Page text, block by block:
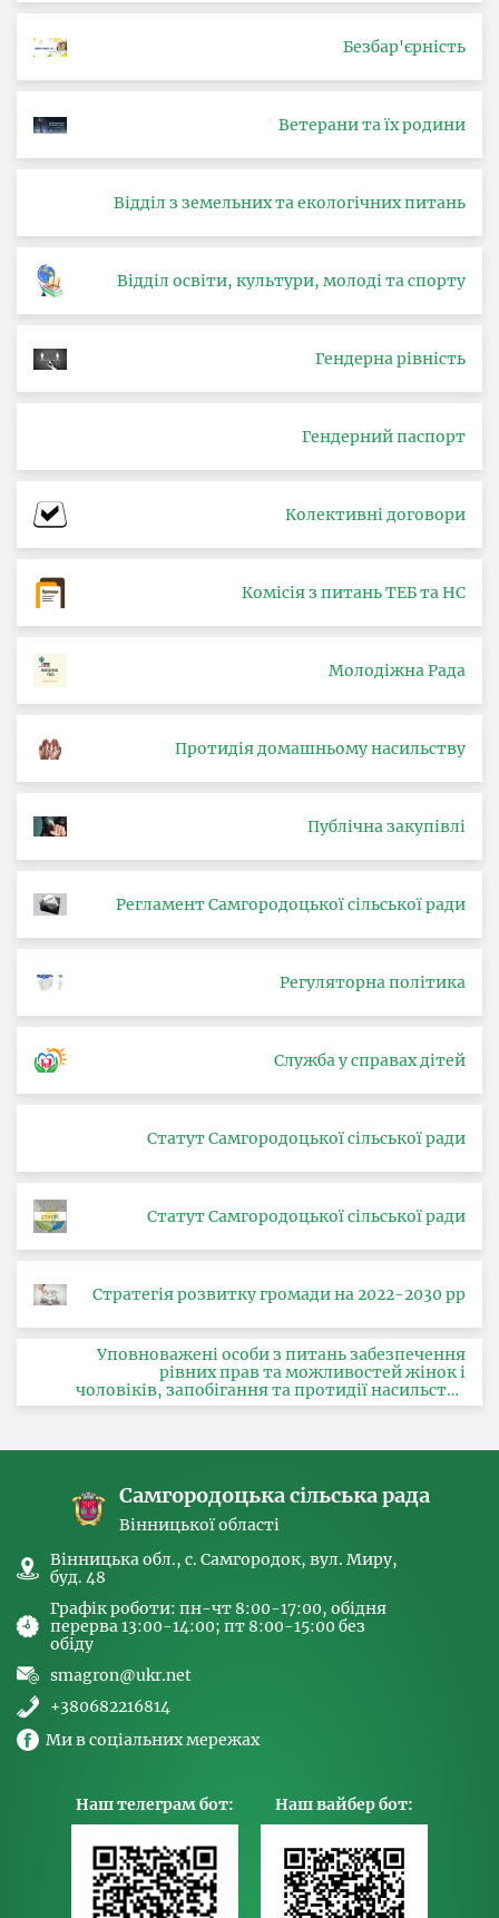
Безбар'єрність
Ветерани та їх родини
Відділ з земельних та екологічних питань
Відділ освіти, культури, молоді та спорту
Гендерна рівність
Гендерний паспорт
Колективні договори
Комісія з питань ТЕБ та НС
Молодіжна Рада
Протидія домашньому насильству
Публічна закупівлі
Регламент Самгородоцької сільської ради
Регуляторна політика
Служба у справах дітей
Статут Самгородоцької сільської ради
Статут Самгородоцької сільської ради
Стратегія розвитку громади на 2022-2030 рр
Уповноважені особи з питань забезпечення
рівних прав та можливостей жінок і
чоловіків, запобігання та протидії насильству
за ознакою статі, з питань здійснення заходів,
Самгородоцька сільська рада
Вінницької області
Вінницька обл., с. Самгородок, вул. Миру,
буд. 48
Графік роботи: пн-чт 8:00-17:00, обідня
перерва 13:00-14:00; пт 8:00-15:00 без
обіду
smagron@ukr.net
+380682216814
Ми в соціальних мережах
Наш телеграм бот: Наш вайбер бот: